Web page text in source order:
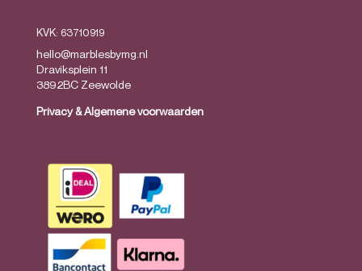
KVK: 63710919
hello@marblesbymg.nl
Draviksplein 11
3892BC Zeewolde
Privacy&Algemene voorwaarden